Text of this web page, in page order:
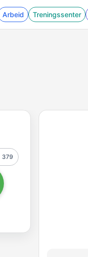
Arbeid Treningssenter
379